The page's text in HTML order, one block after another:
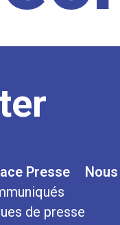
Presse
de presse